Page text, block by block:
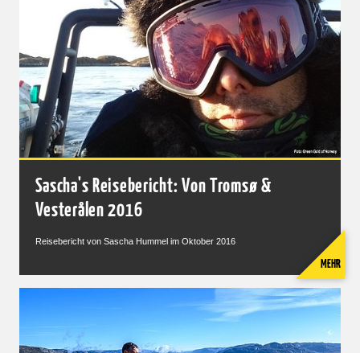
Sascha's Reisebericht: Von Tromsø &
Vesterålen 2016
Reisebericht von Sascha Hummel im Oktober 2016
MEHR